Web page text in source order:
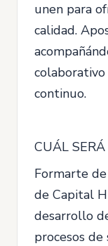
unen para
calidad.
continuo.
CUÁL
Formarte
de Capital
desarrollo
procesos